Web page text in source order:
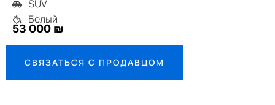
SUV
Белый
53 000 ₪
СВЯЗАТЬСЯ С ПРОДАВЦОМ